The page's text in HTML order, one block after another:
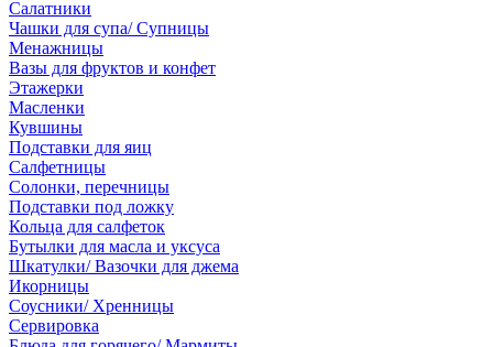
Салатники
Чашки для супа/ Супницы
Менажницы
Вазы для фруктов и конфет
Этажерки
Масленки
Кувшины
Подставки для яиц
Салфетницы
Солонки, перечницы
Подставки под ложку
Кольца для салфеток
Бутылки для масла и уксуса
Шкатулки/ Вазочки для джема
Икорницы
Соусники/ Хренницы
Сервировка